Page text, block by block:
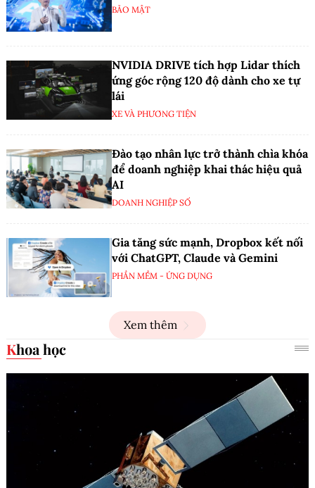
BẢO MẬT
NVIDIA DRIVE tích hợp Lidar thích
ứng góc rộng 120 độ dành cho xe tự
lái
XE VÀ PHƯƠNG TIỆN
Đào tạo nhân lực trở thành chìa khóa
để doanh nghiệp khai thác hiệu quả
AI
DOANH NGHIỆP SỐ
Gia tăng sức mạnh, Dropbox kết nối
với ChatGPT, Claude và Gemini
PHẦN MỀM - ỨNG DỤNG
Xem thêm
Khoa học